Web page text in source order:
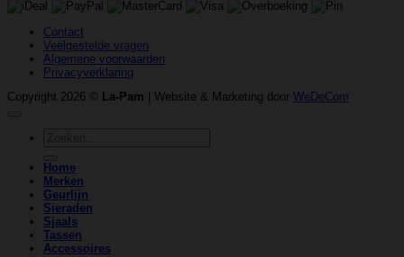
Contact
Veelgestelde vragen
Algemene voorwaarden
Privacyverklaring
Copyright 2026 © La-Pam | Website & Marketing door WeDeCom
Home
Merken
Geurlijn
Sieraden
Sjaals
Tassen
Accessoires